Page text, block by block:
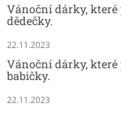
Vánoční dárky, které
dědečky.
22.11.2023
Vánoční dárky, které
babičky.
22.11.2023